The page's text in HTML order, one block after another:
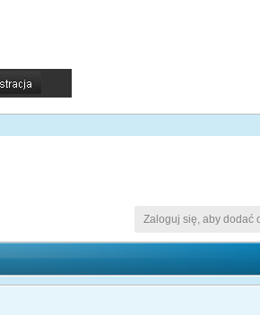
Zaloguj się, aby dodać